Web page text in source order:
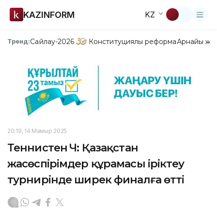
KAZINFORM KZ
Тренд:Сайлау-2026 Конституциялық реформаАрнайы
20:19, 14 Мамыр 2025
Теннистен ӘЧ: Қазақстан
жасөспірімдер құрамасы іріктеу
турнирінде ширек финалға өтті